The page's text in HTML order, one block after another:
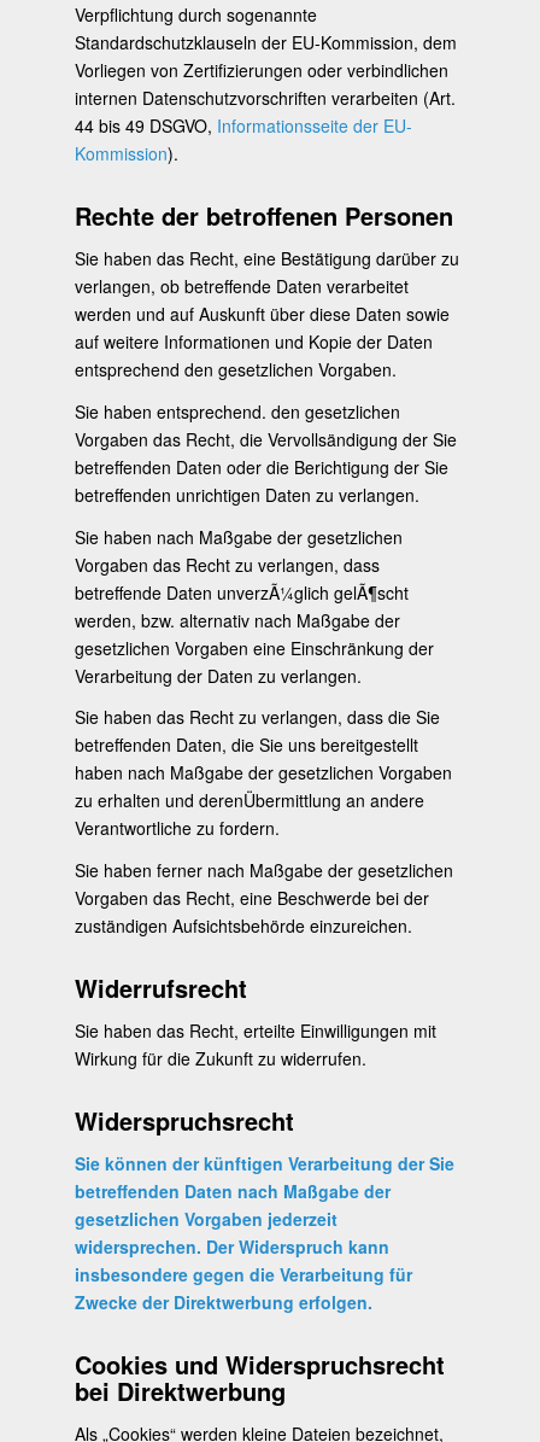
Verpflichtung durch sogenannte
Standardschutzklauseln der EU-Kommission, dem
Vorliegen von Zertifizierungen oder verbindlichen
internen Datenschutzvorschriften verarbeiten (Art.
44 bis 49 DSGVO, Informationsseite der EU-
Kommission).
Rechte der betroffenen Personen
Sie haben das Recht, eine Bestätigung darüber zu
verlangen, ob betreffende Daten verarbeitet
werden und auf Auskunft über diese Daten sowie
auf weitere Informationen und Kopie der Daten
entsprechend den gesetzlichen Vorgaben.
Sie haben entsprechend. den gesetzlichen
Vorgaben das Recht, die Vervollsändigung der Sie
betreffenden Daten oder die Berichtigung der Sie
betreffenden unrichtigen Daten zu verlangen.
Sie haben nach Maßgabe der gesetzlichen
Vorgaben das Recht zu verlangen, dass
betreffende Daten unverzÃ¼glich gelÃ¶scht
werden, bzw. alternativ nach Maßgabe der
gesetzlichen Vorgaben eine Einschränkung der
Verarbeitung der Daten zu verlangen.
Sie haben das Recht zu verlangen, dass die Sie
betreffenden Daten, die Sie uns bereitgestellt
haben nach Maßgabe der gesetzlichen Vorgaben
zu erhalten und derenÜbermittlung an andere
Verantwortliche zu fordern.
Sie haben ferner nach Maßgabe der gesetzlichen
Vorgaben das Recht, eine Beschwerde bei der
zuständigen Aufsichtsbehörde einzureichen.
Widerrufsrecht
Sie haben das Recht, erteilte Einwilligungen mit
Wirkung für die Zukunft zu widerrufen.
Widerspruchsrecht
Sie können der künftigen Verarbeitung der Sie
betreffenden Daten nach Maßgabe der
gesetzlichen Vorgaben jederzeit
widersprechen. Der Widerspruch kann
insbesondere gegen die Verarbeitung für
Zwecke der Direktwerbung erfolgen.
Cookies und Widerspruchsrecht
bei Direktwerbung
Als „Cookies“ werden kleine Dateien bezeichnet,